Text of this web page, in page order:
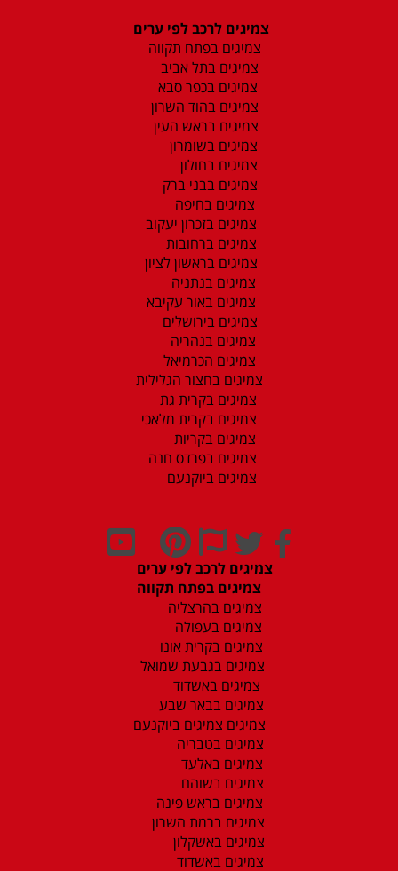
צמיגים לרכב לפי ערים
צמיגים בפתח תקווה
צמיגים בתל אביב
צמיגים בכפר סבא
צמיגים בהוד השרון
צמיגים בראש העין
צמיגים בשומרון
צמיגים בחולון
צמיגים בבני ברק
צמיגים בחיפה
צמיגים בזכרון יעקוב
צמיגים ברחובות
צמיגים בראשון לציון
צמיגים בנתניה
צמיגים באור עקיבא
צמיגים בירושלים
צמיגים בנהריה
צמיגים הכרמיאל
צמיגים בחצור הגלילית
צמיגים בקרית גת
צמיגים בקרית מלאכי
צמיגים בקריות
צמיגים בפרדס חנה
צמיגים ביוקנעם
צמיגים לרכב לפי ערים
צמיגים בפתח תקווה
צמיגים בהרצליה
צמיגים בעפולה
צמיגים בקרית אונו
צמיגים בגבעת שמואל
צמיגים באשדוד
צמיגים בבאר שבע
צמיגים צמיגים ביוקנעם
צמיגים בטבריה
צמיגים באלעד
צמיגים בשוהם
צמיגים בראש פינה
צמיגים ברמת השרון
צמיגים באשקלון
צמיגים באשדוד